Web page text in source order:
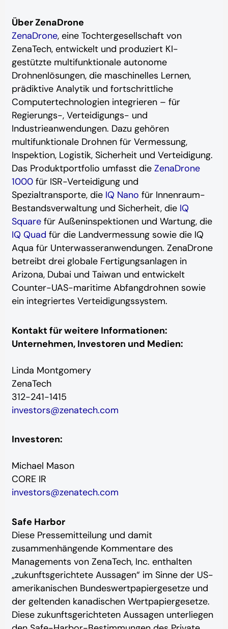
Über ZenaDrone
ZenaDrone, eine Tochtergesellschaft von
ZenaTech, entwickelt und produziert KI-
gestützte multifunktionale autonome
Drohnenlösungen, die maschinelles Lernen,
prädiktive Analytik und fortschrittliche
Computertechnologien integrieren – für
Regierungs-, Verteidigungs- und
Industrieanwendungen. Dazu gehören
multifunktionale Drohnen für Vermessung,
Inspektion, Logistik, Sicherheit und Verteidigung.
Das Produktportfolio umfasst die ZenaDrone
1000für ISR-Verteidigung und
Spezialtransporte, die IQ Nano für Innenraum-
Bestandsverwaltung und Sicherheit, die IQ
Squarefür Außeninspektionen und Wartung, die
IQ Quad für die Landvermessung sowie die IQ
Aqua für Unterwasseranwendungen. ZenaDrone
betreibt drei globale Fertigungsanlagen in
Arizona, Dubai und Taiwan und entwickelt
Counter-UAS-maritime Abfangdrohnen sowie
ein integriertes Verteidigungssystem.
Kontakt für weitere Informationen:
Unternehmen, Investoren und Medien:
Linda Montgomery
ZenaTech
312-241-1415
investors@zenatech.com
Investoren:
Michael Mason
CORE IR
investors@zenatech.com
Safe Harbor
Diese Pressemitteilung und damit
zusammenhängende Kommentare des
Managements von ZenaTech, Inc. enthalten
„zukunftsgerichtete Aussagen“ im Sinne der US-
amerikanischen Bundeswertpapiergesetze und
der geltenden kanadischen Wertpapiergesetze.
Diese zukunftsgerichteten Aussagen unterliegen